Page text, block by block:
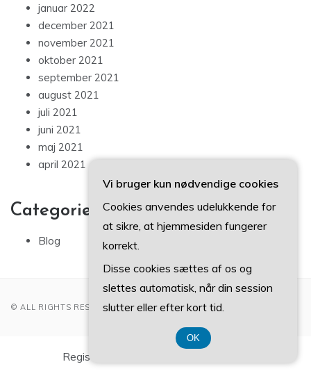
januar 2022
december 2021
november 2021
oktober 2021
september 2021
august 2021
juli 2021
juni 2021
maj 2021
april 2021
Categories
Blog
© ALL RIGHTS RESERVED 2022
Registreringsnummer DK 374 077 39
Vi bruger kun nødvendige cookies
Cookies anvendes udelukkende for
at sikre, at hjemmesiden fungerer
korrekt.
Disse cookies sættes af os og
slettes automatisk, når din session
slutter eller efter kort tid.
OK